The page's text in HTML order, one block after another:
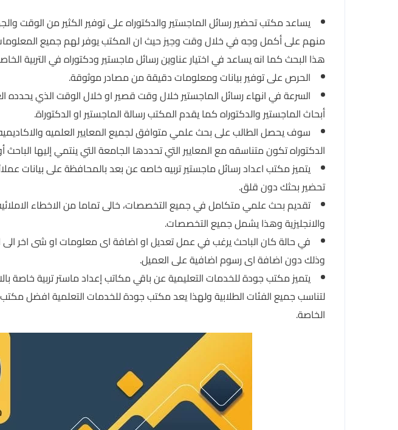
يساعد مكتب تحضير رسائل الماجستير والدكتوراه على توفير الكثير من الوقت
منهم على أكمل وجه في خلال وقت وجيز حيث ان المكتب يوفر لهم جميع المعلومات
هذا البحث كما انه يساعد في اختيار عناوين رسائل ماجستير ودكتوراه في التربية
الحرص على توفير بيانات ومعلومات دقيقة من مصادر موثوقة.
السرعة في انهاء رسائل الماجستير خلال وقت قصير او خلال الوقت الذي يحدده
أبحاث الماجستير والدكتوراه كما يقدم المكتب رسالة الماجستير او الدكتوراة.
سوف يحصل الطالب على بحث علمي متوافق لجميع المعايير العلميه
الدكتوراه تكون متناسقه مع المعايير التي تحددها الجامعة التي ينتمي إليها الباحث
يتميز مكتب اعداد رسائل ماجستير تربيه خاصه عن بعد بالمحافظة على بيانات
تحضير بحثك دون قلق.
تقديم بحث علمي متكامل في جميع التخصصات، خالى تماما من الاخطاء
والانجليزية وهذا يشمل جميع التخصصات.
في حالة كان الباحث يرغب في عمل تعديل او اضافة اى معلومات او شى اخر
وذلك دون اضافة اى رسوم اضافية على العميل.
يتميز مكتب جودة للخدمات التعليمية عن باقي مكاتب إعداد ماستر تربية خاصة
لتناسب جميع الفئات الطلابية ولهذا يعد مكتب جودة للخدمات التعلمية افضل مكتب
الخاصة.